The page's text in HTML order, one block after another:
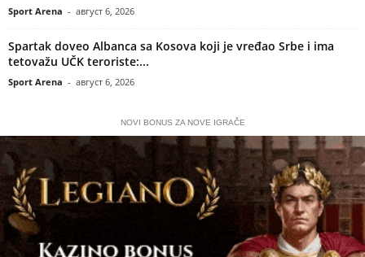
Sport Arena - август 6, 2026
Spartak doveo Albanca sa Kosova koji je vređao Srbe i ima
tetovažu UČK teroriste:...
Sport Arena - август 6, 2026
NOVI BONUS ZA NOVE IGRAČE